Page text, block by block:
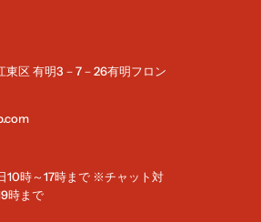
区 有明3－7－26有明フロン
10時～17時まで ※チャット対
時まで